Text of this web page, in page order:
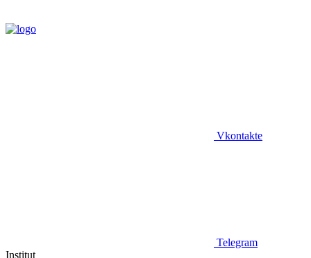
Vkontakte
Telegram
Institut